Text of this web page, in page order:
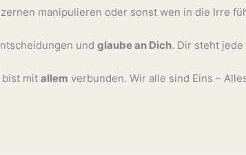
manipulieren oder sonst wen in die Irre
und glaube an Dich. Dir steht
bist mit allem verbunden. Wir alle sind Eins –